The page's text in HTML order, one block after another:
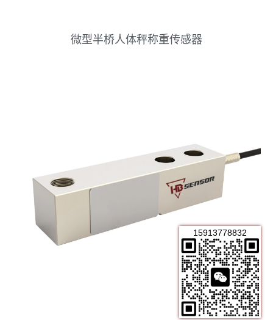
微型半桥人体秤称重传感器
15913778832